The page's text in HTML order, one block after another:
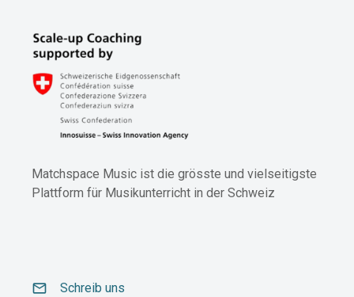
Matchspace Music ist die grösste und vielseitigste
Plattform für Musikunterricht in der Schweiz
email Schreib uns